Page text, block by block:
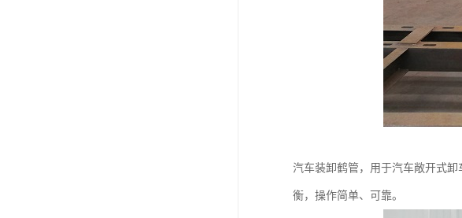
汽车装卸鹤管，用于汽车敞开式
衡，操作简单、可靠。